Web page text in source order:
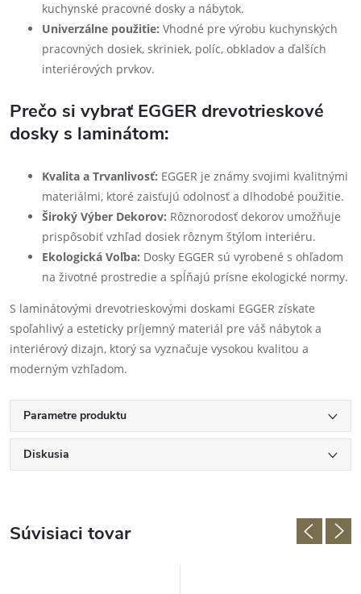
kuchynské pracovné dosky a nábytok.
Univerzálne použitie: Vhodné pre výrobu kuchynských
pracovných dosiek, skriniek, políc, obkladov a ďalších
interiérových prvkov.
Prečo si vybrať EGGER drevotrieskové
dosky s laminátom:
Kvalita a Trvanlivosť: EGGER je známy svojimi kvalitnými
materiálmi, ktoré zaisťujú odolnosť a dlhodobé použitie.
Široký Výber Dekorov: Rôznorodosť dekorov umožňuje
prispôsobiť vzhľad dosiek rôznym štýlom interiéru.
Ekologická Voľba: Dosky EGGER sú vyrobené s ohľadom
na životné prostredie a spĺňajú prísne ekologické normy.
S laminátovými drevotrieskovými doskami EGGER získate
spoľahlivý a esteticky príjemný materiál pre váš nábytok a
interiérový dizajn, ktorý sa vyznačuje vysokou kvalitou a
moderným vzhľadom.
Parametre produktu
Diskusia
Súvisiaci tovar